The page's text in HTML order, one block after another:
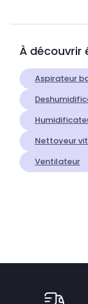
À découvrir
Aspirateur
Nettoyeur
Ventilateur